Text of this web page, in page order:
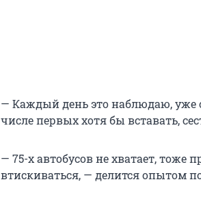
— Каждый день это наблюдаю, уже
числе первых хотя бы вставать,
— 75-х автобусов не хватает, тоже
втискиваться, — делится опытом